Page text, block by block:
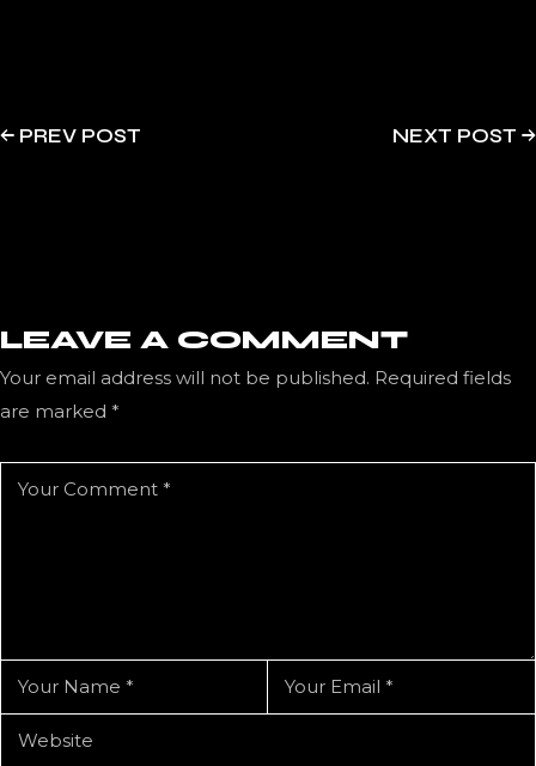
PREV POST NEXT POST
LEAVE A COMMENT
Your email address will not be published. Required fields
are marked *